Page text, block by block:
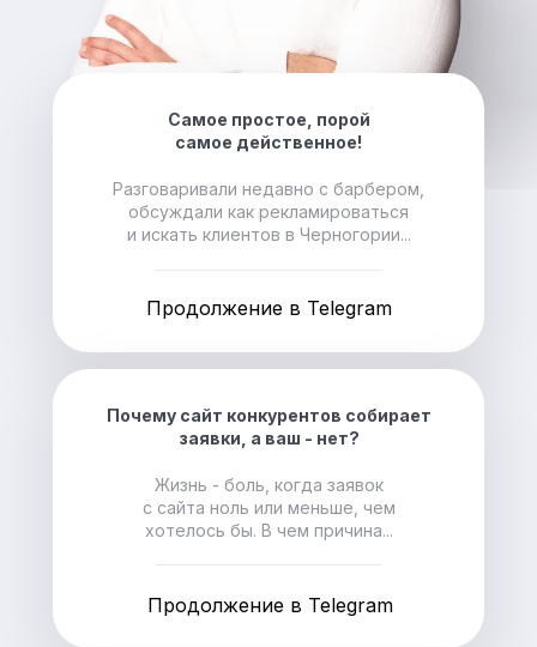
Самое простое, порой
самое действенное!
Разговаривали недавно с барбером,
обсуждали как рекламироваться
и искать клиентов в Черногории...
Продолжение в Telegram
Почему сайт конкурентов собирает
заявки, а ваш - нет?
Жизнь - боль, когда заявок
с сайта ноль или меньше, чем
хотелось бы. В чем причина...
Продолжение в Telegram